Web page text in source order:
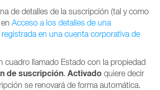
de detalles de la suscripción (tal y como
Acceso a los detalles de una
en una cuenta corporativa de
cuadro llamado Estado con la propiedad
de suscripción. Activado quiere decir
se renovará de forma automática.